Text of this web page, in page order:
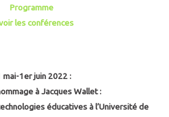
Programme
les conférences
mai-1er juin 2022 :
à Jacques Wallet :
éducatives à l’Université de